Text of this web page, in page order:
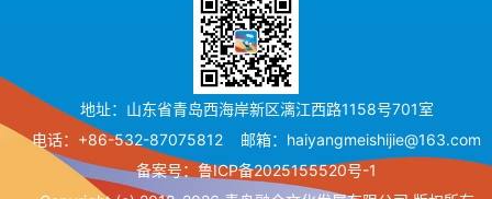
地址：山东省青岛西海岸新区漓江西路1158号701室
电话：+86-532-87075812
邮箱：haiyangmeishijie@163.com
备案号： 鲁ICP备2025155520号-1